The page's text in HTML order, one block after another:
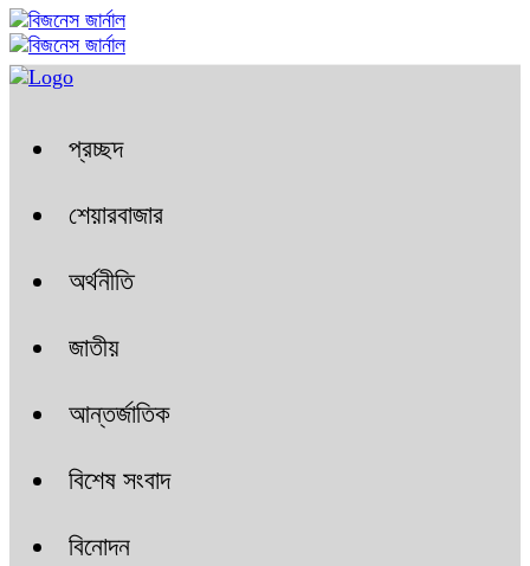
প্রচ্ছদ
শেয়ারবাজার
অর্থনীতি
জাতীয়
আন্তর্জাতিক
বিশেষ সংবাদ
বিনোদন